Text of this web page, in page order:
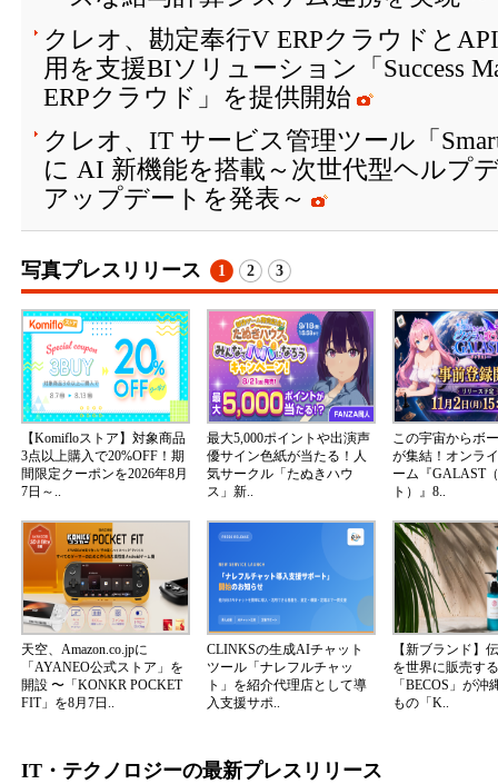
クレオ、勘定奉行V ERPクラウドと
用を支援BIソリューション「Success
ERPクラウド」を提供開始
クレオ、IT サービス管理ツール「
に AI 新機能を搭載～次世代型ヘルプ
アップデートを発表～
写真プレスリリース 1 2 3
【Komifloストア】対象商品
3点以上購入で20%OFF！期
間限定クーポンを2026年8月
7日～..
最大5,000ポイントや出演声
優サイン色紙が当たる！人
気サークル「たぬきハウ
ス」新..
この宇宙からボ
が集結！オンラ
ーム『GALAST
ト）』8..
天空、Amazon.co.jpに
「AYANEO公式ストア」を
開設 〜「KONKR POCKET
FIT」を8月7日..
CLINKSの生成AIチャット
ツール「ナレフルチャッ
ト」を紹介代理店として導
入支援サポ..
【新ブランド】
を世界に販売す
「BECOS」が沖
もの「K..
IT・テクノロジーの最新プレスリリース